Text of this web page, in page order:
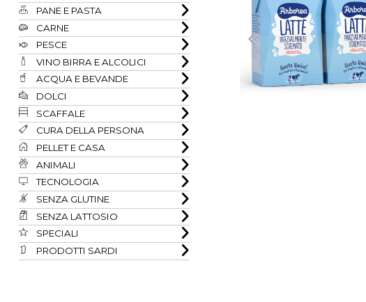
PANE E PASTA
CARNE
PESCE
VINO BIRRA E ALCOLICI
ACQUA E BEVANDE
DOLCI
SCAFFALE
CURA DELLA PERSONA
PELLET E CASA
ANIMALI
TECNOLOGIA
SENZA GLUTINE
SENZA LATTOSIO
SPECIALI
PRODOTTI SARDI